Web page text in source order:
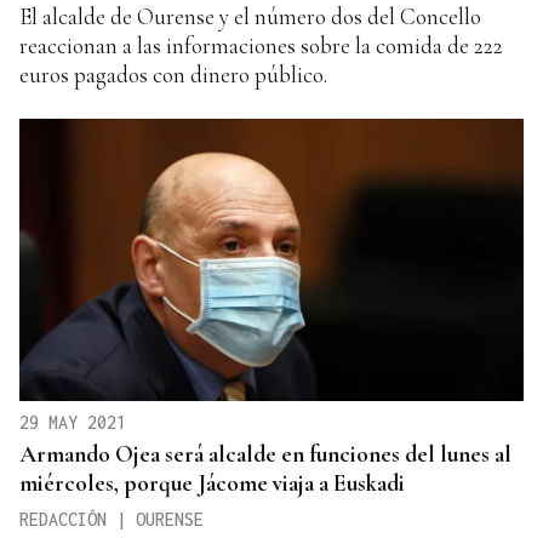
El alcalde de Ourense y el número dos del Concello
reaccionan a las informaciones sobre la comida de 222
euros pagados con dinero público.
29 MAY 2021
Armando Ojea será alcalde en funciones del lunes al
miércoles, porque Jácome viaja a Euskadi
REDACCIÓN | OURENSE